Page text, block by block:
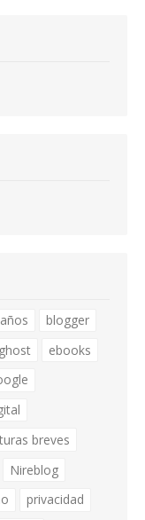
blogger
ebooks
breves
Nireblog
privacidad